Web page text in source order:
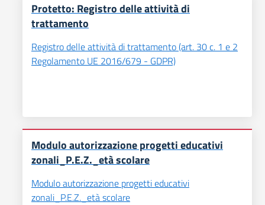
Protetto: Registro delle attività di
trattamento
Registro delle attività di trattamento (art. 30 c. 1 e 2
Regolamento UE 2016/679 - GDPR)
Modulo autorizzazione progetti educativi
zonali_P.E.Z._età scolare
Modulo autorizzazione progetti educativi
zonali_P.E.Z._età scolare